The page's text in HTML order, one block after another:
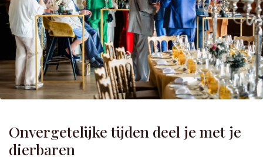
Onvergetelijke tijden deel je met je
dierbaren